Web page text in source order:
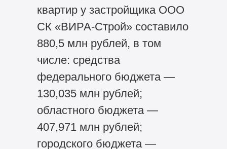
квартир у застройщика ООО
СК «ВИРА-Строй» составило
880,5 млн рублей, в том
числе: средства
федерального бюджета —
130,035 млн рублей;
областного бюджета —
407,971 млн рублей;
городского бюджета —